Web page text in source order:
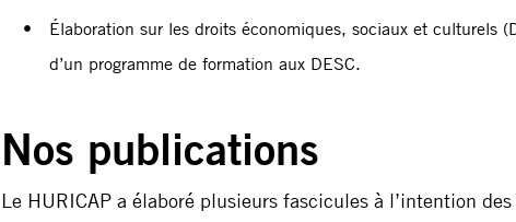
Élaboration sur les droits économiques, sociaux et culturels
d’un programme de formation aux DESC.
Nos publications
Le HURICAP a élaboré plusieurs fascicules à l’intention